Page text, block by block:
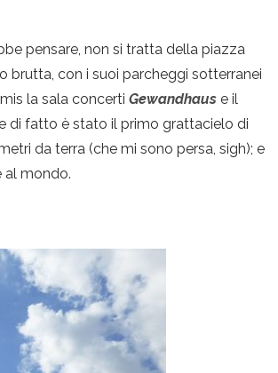
pensare, non si tratta della piazza
brutta, con i suoi parcheggi sotterranei
la sala concertiGewandhaus e il
di fatto è stato il primo grattacielo di
da terra (che mi sono persa, sigh); e
al mondo.